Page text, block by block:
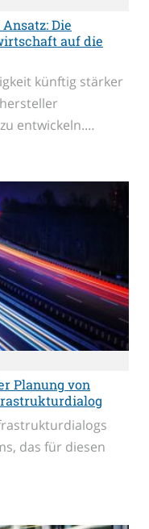
Die
auf die
künftig stärker
entwickeln.…
Planung von
das für diesen